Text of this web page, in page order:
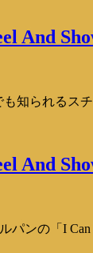
And
も知られる
And
パンの「I